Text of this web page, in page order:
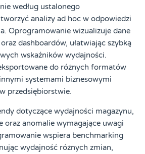
według ustalonego
analizy ad hoc w odpowiedzi
Oprogramowanie wizualizuje dane
dashboardów, ułatwiając szybką
wskaźników wydajności.
do różnych formatów
systemami biznesowymi
przedsiębiorstwie.
dotyczące wydajności magazynu,
oraz anomalie wymagające uwagi
wspiera benchmarking
wydajność różnych zmian,